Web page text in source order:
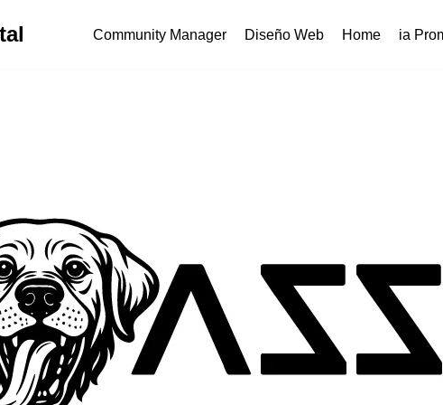
Community Manager Diseño Web Home ia